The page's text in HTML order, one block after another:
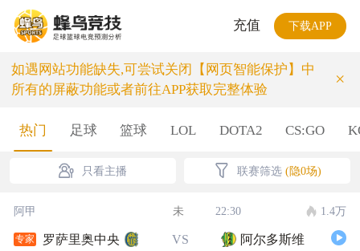
充值 下载APP
如遇网站功能缺失,可尝试关闭【网页智能保护】中
所有的屏蔽功能或者前往APP获取完整体验
×
热门 足球 篮球 LOL DOTA2 CS:GO
只看主播 联赛筛选 (隐0场)
阿甲 未 22:30 1.4万
专家 罗萨里奥中央 VS 阿尔多斯维